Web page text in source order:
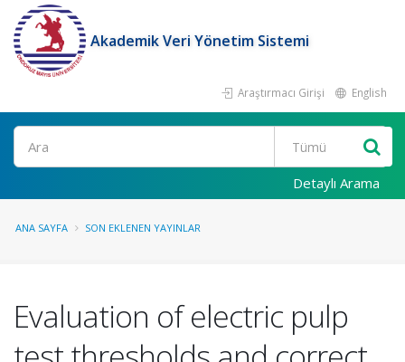
Akademik Veri Yönetim Sistemi
Araştırmacı Girişi English
Ara
Detaylı Arama
ANA SAYFA SON EKLENEN YAYINLAR
Evaluation of electric pulp